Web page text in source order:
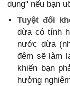
dụng" nếu bạn
Tuyệt đối
dừa có tính
nước dừa
đêm sẽ làm
khiến bạn
hưởng